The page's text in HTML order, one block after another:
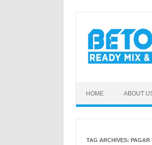
content
HOME ABOUT
TAG ARCHIVES: PAGAR